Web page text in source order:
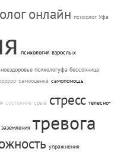
онлайн психолог Уфа
психология взрослых
психологуфа бессонница
самооценка самопомощь
состояние срыв стресс телесно-
тревога
упражнения